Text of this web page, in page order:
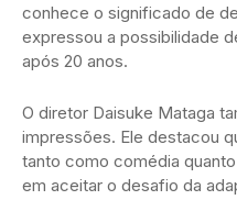
conhece o significado de
expressou a possibilidade
após 20 anos.
O diretor Daisuke Mataga
impressões. Ele destacou
tanto como comédia
em aceitar o desafio da